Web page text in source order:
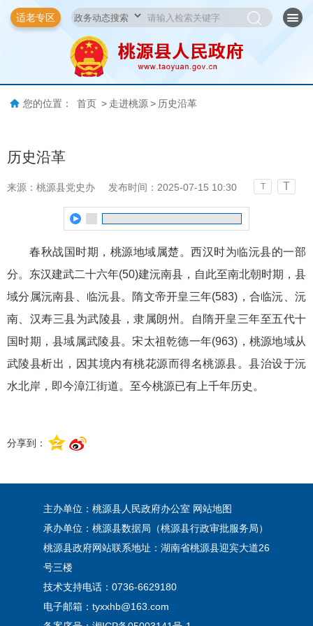
适老专区
您的位置： 首页 > 走进桃源 > 历史沿革
历史沿革
来源：桃源县党史办 发布时间：2025-07-15 10:30 T T
春秋战国时期，桃源地域属楚。西汉时为临沅县的一部
分。东汉建武二十六年(50)建沅南县，自此至南北朝时期，县
域分属沅南县、临沅县。隋文帝开皇三年(583)，合临沅、沅
南、汉寿三县为武陵县，隶属朗州。自隋开皇三年至五代十
国时期，县域属武陵县。宋太祖乾德一年(963)，桃源地域从
武陵县析出，因其境内有桃花源而得名桃源县。县治设于沅
水北岸，即今漳江街道。至今桃源已有上千年历史。
分享到：
主办单位：桃源县人民政府办公室 网站地图
承办单位：桃源县数据局（桃源县行政审批服务局）
桃源县政府网站联系地址：湖南省桃源县迎宾大道26
号三楼
技术支持电话：0736-6629180
电子邮箱：tyxxhb@163.com